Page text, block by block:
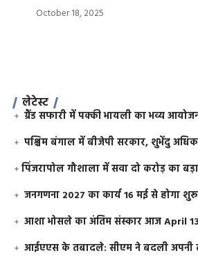
October 18, 2025
लेटेस्ट
ग्रैंड सफारी में पक्की भायली का भव्य
पश्चिम बंगाल में बीजेपी सरकार, शुभेंदु
​पिंजरापोल गौशाला में सवा दो करोड़ का
जनगणना 2027 का कार्य 16 मई से होगा शुरू
आशा भोसले का अंतिम संस्कार आजApril
आईएएस के तबादले: सीएम ने बदली अपनी